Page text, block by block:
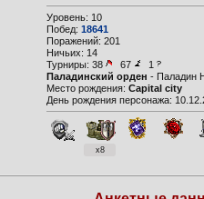
Уровень: 10
Побед: 18641
Поражений: 201
Ничьих: 14
Турниры: 38 67
1
Паладинский орден - Паладин
Место рождения: Capital city
День рождения персонажа:
x8